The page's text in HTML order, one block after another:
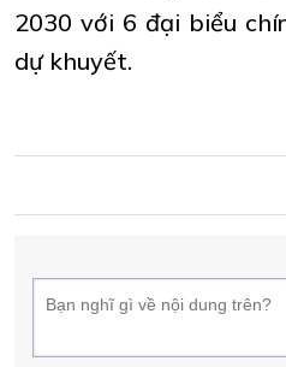
2030 với 6 đại biểu
dự khuyết.